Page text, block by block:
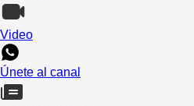
Video
Únete al canal